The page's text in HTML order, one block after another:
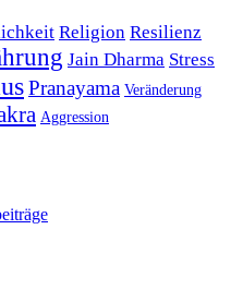
Religion Resilienz
Jain Dharma Stress
Pranayama Veränderung
Aggression